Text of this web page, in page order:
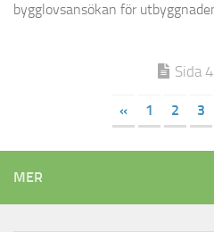
bygglovsansökan för
Sida
« 1 2 3
MER